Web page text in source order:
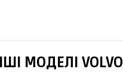
МОДЕЛІ VOLVO